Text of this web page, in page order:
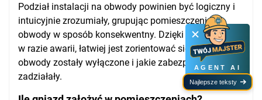
Podział instalacji na obwody powinien być logiczny i
intuicyjnie zrozumiały, grupując pomieszczenia i
obwody w sposób konsekwentny. Dzięki temu, nawet
w razie awarii, łatwiej jest zorientować się, które
obwody zostały wyłączone i jakie zabezpieczenia
zadziałały.
AGENT AI
Najlepsze teksty